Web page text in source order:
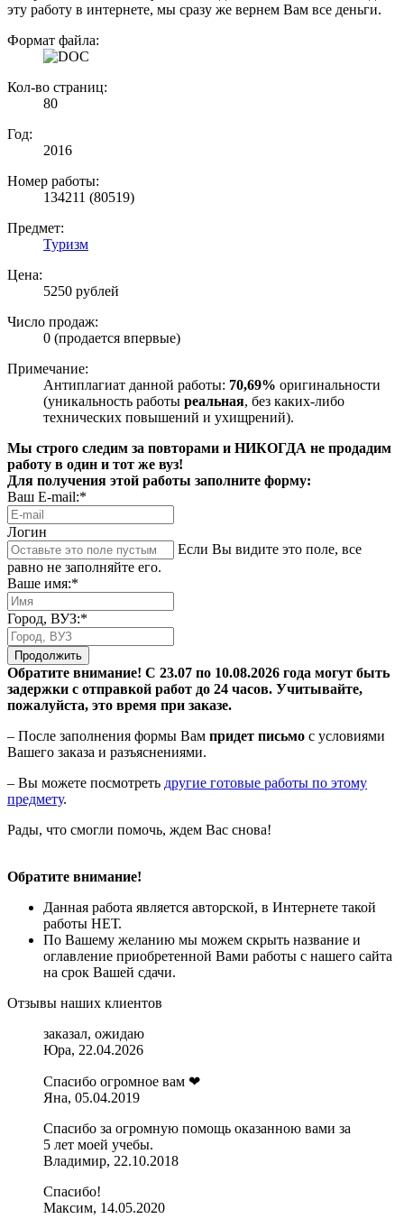
эту работу в интернете, мы сразу же вернем Вам все деньги.
Формат файла:
Кол-во страниц:
80
Год:
2016
Номер работы:
134211 (80519)
Предмет:
Туризм
Цена:
5250 рублей
Число продаж:
0 (продается впервые)
Примечание:
Антиплагиат данной работы: 70,69% оригинальности
(уникальность работы реальная, без каких-либо
технических повышений и ухищрений).
Мы строго следим за повторами и НИКОГДА не продадим
работу в один и тот же вуз!
Для получения этой работы заполните форму:
Ваш E-mail:*
Логин
Если Вы видите это поле, все
равно не заполняйте его.
Ваше имя:*
Город, ВУЗ:*
Продолжить
Обратите внимание! С 23.07 по 10.08.2026 года могут быть
задержки с отправкой работ до 24 часов. Учитывайте,
пожалуйста, это время при заказе.
– После заполнения формы Вам придет письмо с условиями
Вашего заказа и разъяснениями.
– Вы можете посмотреть другие готовые работы по этому
предмету.
Рады, что смогли помочь, ждем Вас снова!
Обратите внимание!
Данная работа является авторской, в Интернете такой
работы НЕТ.
По Вашему желанию мы можем скрыть название и
оглавление приобретенной Вами работы с нашего сайта
на срок Вашей сдачи.
Отзывы наших клиентов
заказал, ожидаю
Юра, 22.04.2026
Спасибо огромное вам ❤
Яна, 05.04.2019
Спасибо за огромную помощь оказанною вами за
5 лет моей учебы.
Владимир, 22.10.2018
Спасибо!
Максим, 14.05.2020